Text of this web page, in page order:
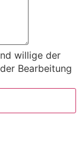
willige der
Bearbeitung